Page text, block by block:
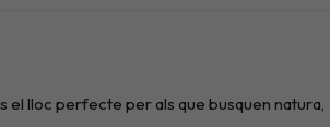
el lloc perfecte per als que busquen natura,